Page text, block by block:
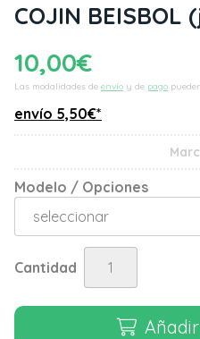
COJIN BEISBOL
10,00€
Las modalidades de envío y de pago
envío 5,50€*
Modelo / Opciones
Cantidad